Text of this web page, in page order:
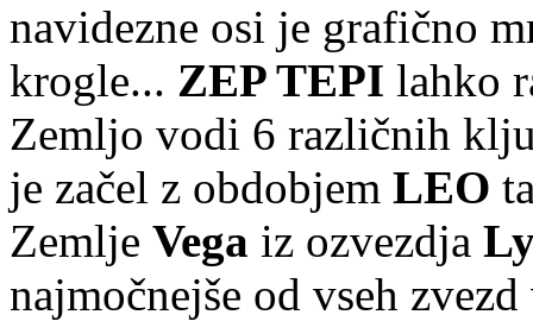
navidezne osi je grafično
krogle... ZEP TEPI lahko
Zemljo vodi 6 različnih
je začel z obdobjem LEO
Zemlje Vega iz ozvezdja
najmočnejše od vseh